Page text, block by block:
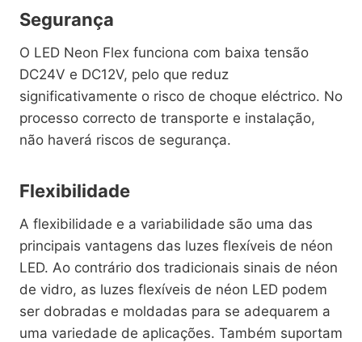
Segurança
O LED Neon Flex funciona com baixa tensão
DC24V e DC12V, pelo que reduz
significativamente o risco de choque eléctrico. No
processo correcto de transporte e instalação,
não haverá riscos de segurança.
Flexibilidade
A flexibilidade e a variabilidade são uma das
principais vantagens das luzes flexíveis de néon
LED. Ao contrário dos tradicionais sinais de néon
de vidro, as luzes flexíveis de néon LED podem
ser dobradas e moldadas para se adequarem a
uma variedade de aplicações. Também suportam